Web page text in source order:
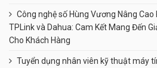
Công nghệ số Hùng Vương Nâng Cao
TPLink và Dahua: Cam Kết Mang Đến
Cho Khách Hàng
Tuyển dụng nhân viên kỹ thuật máy